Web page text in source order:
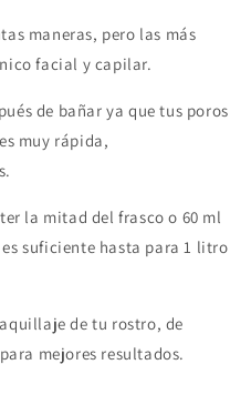
maneras, pero las más
facial y capilar.
de bañar ya que tus poros
muy rápida,
la mitad del frasco o 60 ml
suficiente hasta para 1 litro
de tu rostro, de
para mejores resultados.